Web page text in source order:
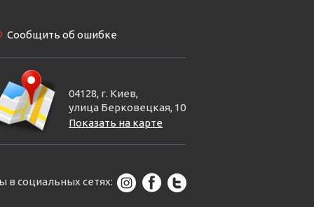
Сообщить об ошибке
04128, г. Киев,
улица Берковецкая, 10
Показать на карте
в социальных сетях: